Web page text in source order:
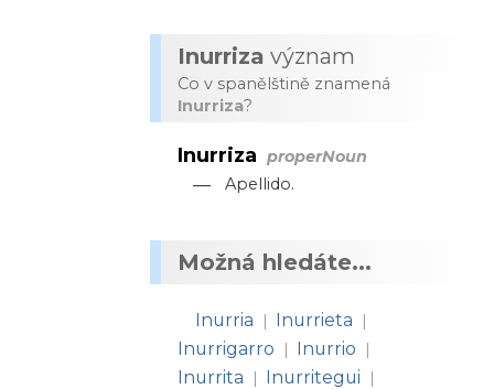
Inurriza význam
Co v spanělštině znamená
Inurriza?
Inurriza properNoun
— Apellido.
Možná hledáte...
Inurria | Inurrieta |
Inurrigarro | Inurrio |
Inurrita | Inurritegui |